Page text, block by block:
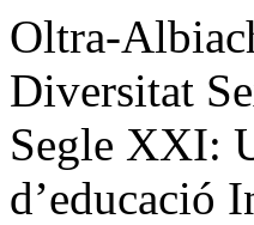
Oltra-
Diversitat
Segle XXI:
d’educació